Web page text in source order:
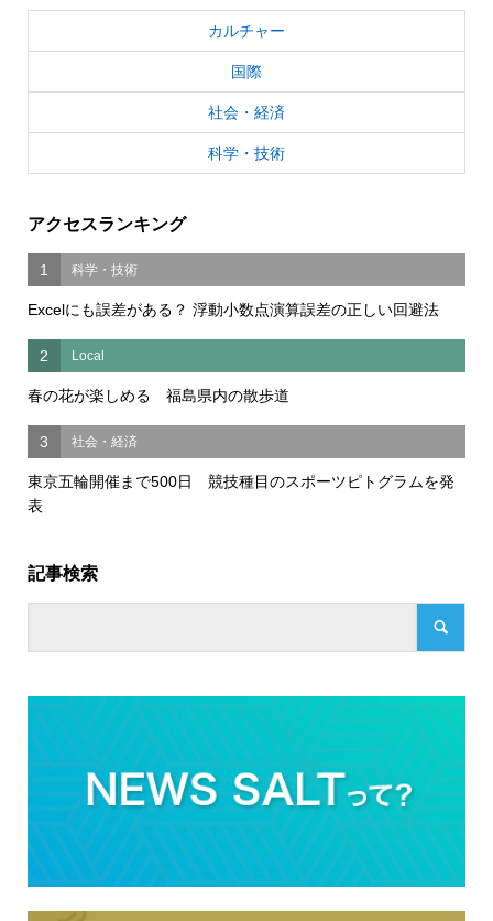
カルチャー
国際
社会・経済
科学・技術
アクセスランキング
1 科学・技術
Excelにも誤差がある？ 浮動小数点演算誤差の正しい回避法
2 Local
春の花が楽しめる 福島県内の散歩道
3 社会・経済
東京五輪開催まで500日 競技種目のスポーツピトグラムを発
表
記事検索